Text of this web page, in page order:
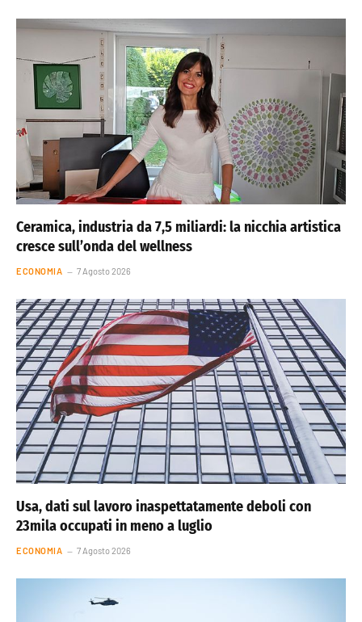
Ceramica, industria da 7,5 miliardi: la nicchia artistica
cresce sull’onda del wellness
ECONOMIA 7 Agosto 2026
Usa, dati sul lavoro inaspettatamente deboli con
23mila occupati in meno a luglio
ECONOMIA 7 Agosto 2026